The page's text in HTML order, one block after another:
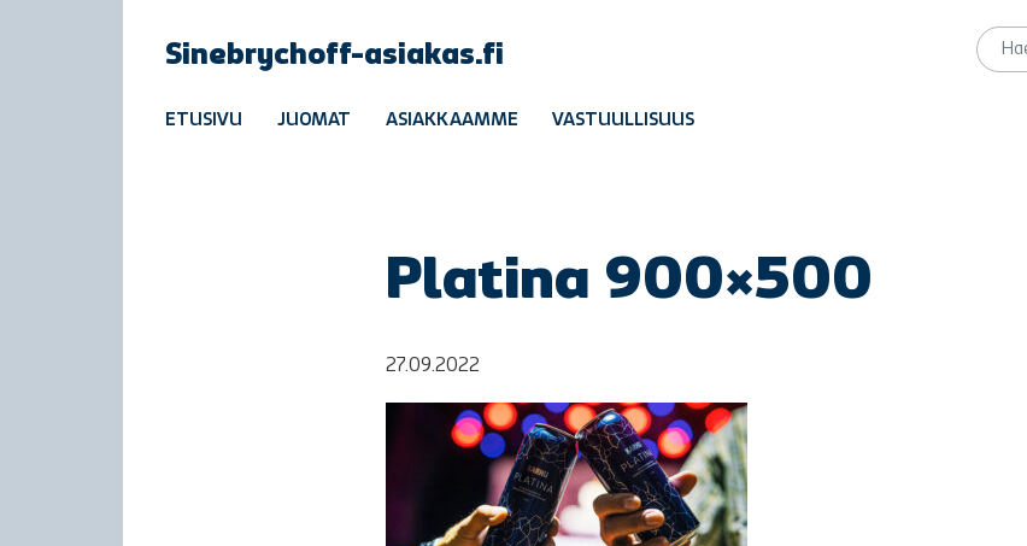
Sinebrychoff-asiakas.fi
ETUSIVU JUOMAT ASIAKKAAMME VASTUULLISUUS
Platina 900×500
27.09.2022